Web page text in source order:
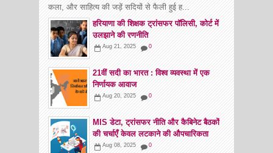
कला, और साहित्य की जड़ें सदियों से फैली हुई ह...
हरियाणा की शिक्षक ट्रांसफर पॉलिसी, कोर्ट में
उलझाने की रणनीति
Aug 21, 2025 0
21वीं सदी का भारत : विश्व व्यवस्था में एक
निर्णायक आवाज
Aug 20, 2025 0
MIS डेटा, ट्रांसफर नीति और कैबिनेट बैठकों
की चर्चाएँ केवल लटकाने की औपचारिकता
Aug 08, 2025 0